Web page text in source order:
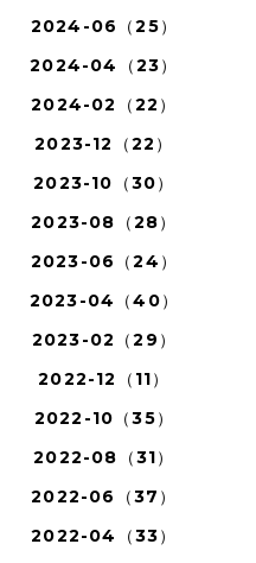
2024-06（25）
2024-04（23）
2024-02（22）
2023-12（22）
2023-10（30）
2023-08（28）
2023-06（24）
2023-04（40）
2023-02（29）
2022-12（11）
2022-10（35）
2022-08（31）
2022-06（37）
2022-04（33）